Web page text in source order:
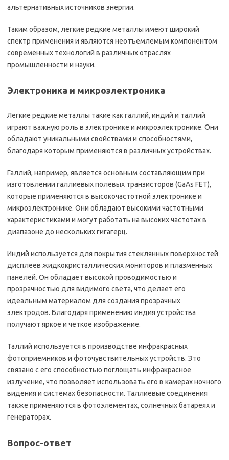
альтернативных источников энергии.
Таким образом, легкие редкие металлы имеют широкий
спектр применения и являются неотъемлемым компонентом
современных технологий в различных отраслях
промышленности и науки.
Электроника и микроэлектроника
Легкие редкие металлы такие как галлий, индий и таллий
играют важную роль в электронике и микроэлектронике. Они
обладают уникальными свойствами и способностями,
благодаря которым применяются в различных устройствах.
Галлий, например, является основным составляющим при
изготовлении галлиевых полевых транзисторов (GaAs FET),
которые применяются в высокочастотной электронике и
микроэлектронике. Они обладают высокими частотными
характеристиками и могут работать на высоких частотах в
диапазоне до нескольких гигагерц.
Индий используется для покрытия стеклянных поверхностей
дисплеев жидкокристаллических мониторов и плазменных
панелей. Он обладает высокой проводимостью и
прозрачностью для видимого света, что делает его
идеальным материалом для создания прозрачных
электродов. Благодаря применению индия устройства
получают яркое и четкое изображение.
Таллий используется в производстве инфракрасных
фотоприемников и фоточувствительных устройств. Это
связано с его способностью поглощать инфракрасное
излучение, что позволяет использовать его в камерах ночного
видения и системах безопасности. Таллиевые соединения
также применяются в фотоэлементах, солнечных батареях и
генераторах.
Вопрос-ответ